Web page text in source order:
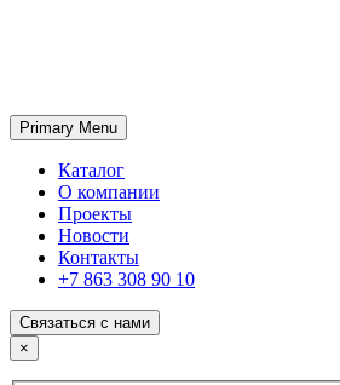
ГК «SABONE»
Оптовые поставки отделочных
Primary Menu
Каталог
О компании
Проекты
Новости
Контакты
+7 863 308 90 10
Связаться с нами
×